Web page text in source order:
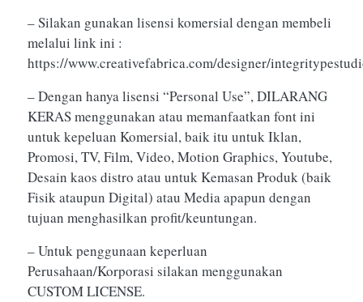
– Silakan gunakan lisensi komersial dengan membeli
melalui link ini :
https://www.creativefabrica.com/designer/
– Dengan hanya lisensi “Personal Use”, DILARANG
KERAS menggunakan atau memanfaatkan font ini
untuk kepeluan Komersial, baik itu untuk Iklan,
Promosi, TV, Film, Video, Motion Graphics, Youtube,
Desain kaos distro atau untuk Kemasan Produk (baik
Fisik ataupun Digital) atau Media apapun dengan
tujuan menghasilkan profit/keuntungan.
– Untuk penggunaan keperluan
Perusahaan/Korporasi silakan menggunakan
CUSTOM LICENSE.